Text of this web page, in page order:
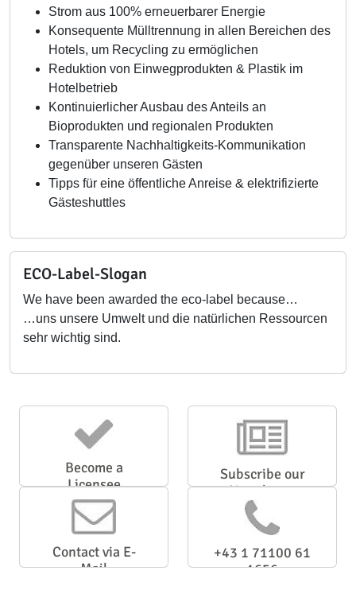
Strom aus 100% erneuerbarer Energie
Konsequente Mülltrennung in allen Bereichen des
Hotels, um Recycling zu ermöglichen
Reduktion von Einwegprodukten & Plastik im
Hotelbetrieb
Kontinuierlicher Ausbau des Anteils an
Bioprodukten und regionalen Produkten
Transparente Nachhaltigkeits-Kommunikation
gegenüber unseren Gästen
Tipps für eine öffentliche Anreise & elektrifizierte
Gästeshuttles
ECO-Label-Slogan
We have been awarded the eco-label because…
…uns unsere Umwelt und die natürlichen Ressourcen
sehr wichtig sind.
Become a
Licensee
Subscribe our
Newsletter
Contact via E-
Mail
+43 1 71100 61
1656